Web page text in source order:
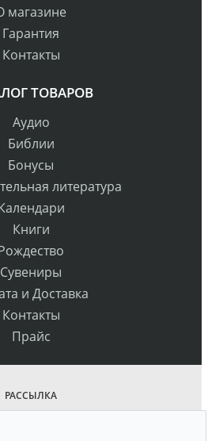
магазине
Гарантия
Контакты
ТОВАРОВ
Аудио
Библии
Бонусы
литература
Книги
Сувениры
и Доставка
Контакты
Прайс
РАССЫЛКА